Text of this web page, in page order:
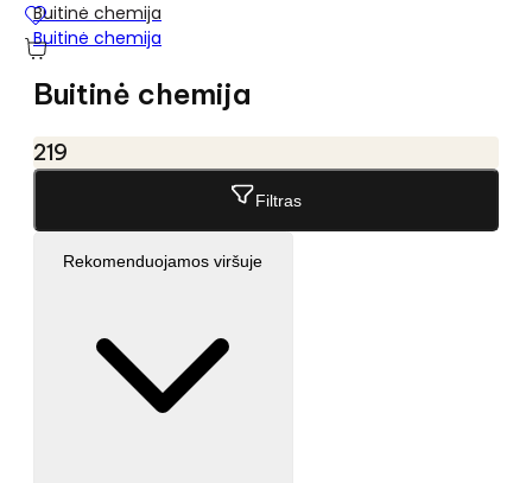
Buitinė chemija
Buitinė chemija
Buitinė chemija
219
Filtras
Rekomenduojamos viršuje